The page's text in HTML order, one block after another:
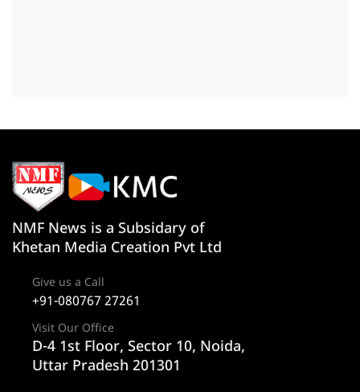
NMF News is a Subsidary of
Khetan Media Creation Pvt Ltd
Give us a Call
+91-080767 27261
Visit Our Office
D-4 1st Floor, Sector 10, Noida,
Uttar Pradesh 201301